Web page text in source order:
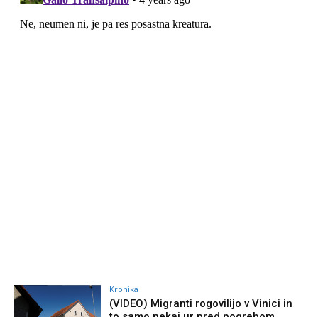
Kronika
(VIDEO) Migranti rogovilijo v Vinici in